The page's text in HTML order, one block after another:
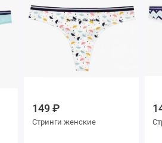
149 ₽
Стринги женские